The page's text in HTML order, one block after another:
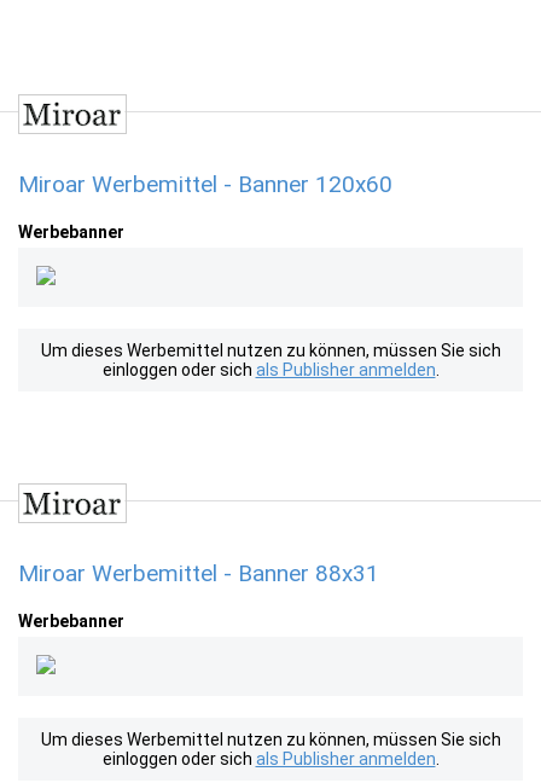
Miroar Werbemittel - Banner 120x60
Werbebanner
Um dieses Werbemittel nutzen zu können, müssen Sie sich
einloggen oder sich als Publisher anmelden
Miroar Werbemittel - Banner 88x31
Werbebanner
Um dieses Werbemittel nutzen zu können, müssen Sie sich
einloggen oder sich als Publisher anmelden